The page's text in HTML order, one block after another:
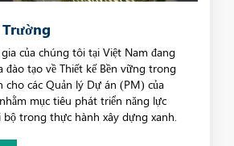
của chúng tôi tại Việt Nam đang
đào tạo về Thiết kế Bền vững trong
các Quản lý Dự án (PM) của
nhằm mục tiêu phát triển năng lực
trong thực hành xây dựng xanh.